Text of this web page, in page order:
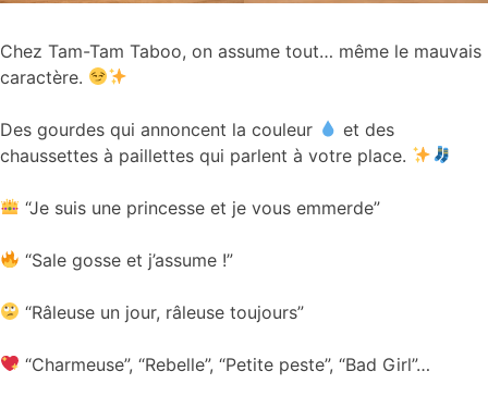
Chez Tam-Tam Taboo, on assume tout… même le mauvais
caractère.
Des gourdes qui annoncent la couleur
et des
chaussettes à paillettes qui parlent à votre place.
“Je suis une princesse et je vous emmerde”
“Sale gosse et j’assume !”
“Râleuse un jour, râleuse toujours”
“Charmeuse”, “Rebelle”, “Petite peste”, “Bad Girl”…